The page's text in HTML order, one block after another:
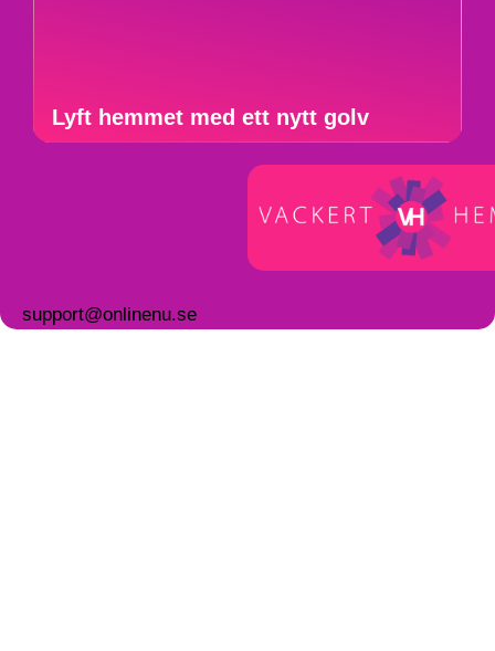
Lyft hemmet med ett nytt golv
support@onlinenu.se